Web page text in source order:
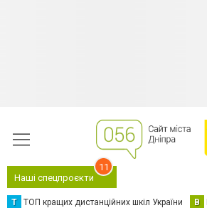
Наші спецпроєкти
11
Т ТОП кращих дистанційних шкіл України В